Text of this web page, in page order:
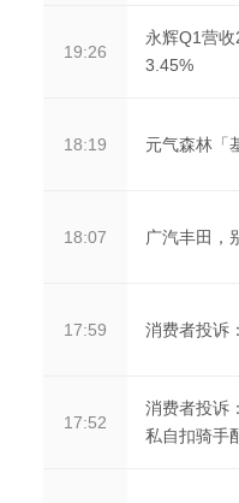
19:26
永辉Q1营
3.45%
18:19 元气森林「
18:07 广汽丰田，
17:59 消费者投诉
17:52
消费者投诉
私自扣骑手